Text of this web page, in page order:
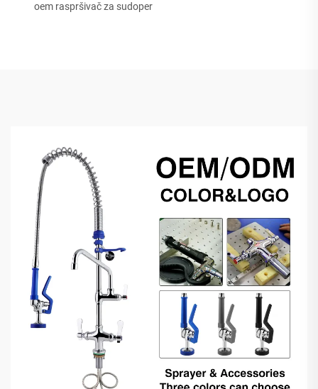
oem raspršivač za sudoper